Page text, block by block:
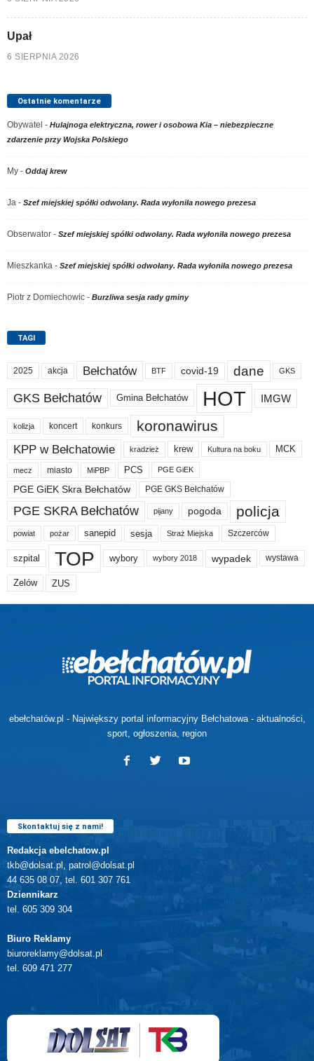
Upał
6 SIERPNIA 2026
Ostatnie komentarze
Obywatel - Hulajnoga elektryczna, rower i osobowa Kia – niebezpieczne
zdarzenie przy Wojska Polskiego
My - Oddaj krew
Ja - Szef miejskiej spółki odwołany. Rada wyłoniła nowego prezesa
Obserwator - Szef miejskiej spółki odwołany. Rada wyłoniła nowego prezesa
Mieszkanka - Szef miejskiej spółki odwołany. Rada wyłoniła nowego prezesa
Piotr z Domiechowic - Burzliwa sesja rady gminy
TAGI
2025 akcja Bełchatów BTF covid-19 dane GKS
GKS Bełchatów Gmina Bełchatów HOT IMGW
kolizja koncert konkurs koronawirus
KPP w Bełchatowie kradzież krew Kultura na boku MCK
mecz miasto MiPBP PCS PGE GiEK
PGE GiEK Skra Bełchatów PGE GKS Bełchatów
PGE SKRA Bełchatów pijany pogoda policja
powiat pożar sanepid sesja Straż Miejska Szczerców
szpital TOP wybory wybory 2018 wypadek wystawa
Zelów ZUS
ebełchatów.pl - Największy portal informacyjny Bełchatowa - aktualności,
sport, ogłoszenia, region
Skontaktuj się z nami!
Redakcja ebelchatow.pl
tkb@dolsat.pl, patrol@dolsat.pl
44 635 08 07, tel. 601 307 761
Dziennikarz
tel. 605 309 304
Biuro Reklamy
biuroreklamy@dolsat.pl
tel. 609 471 277